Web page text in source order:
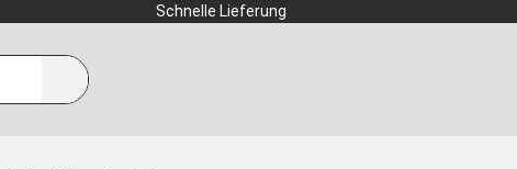
Schnelle Lieferung